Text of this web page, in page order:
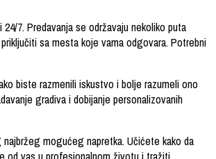
7. Predavanja se održavaju nekoliko puta
sa mesta koje vama odgovara. Potrebni
biste razmenili iskustvo i bolje razumeli ono
gradiva i dobijanje personalizovanih
mogućeg napretka. Učićete kako da